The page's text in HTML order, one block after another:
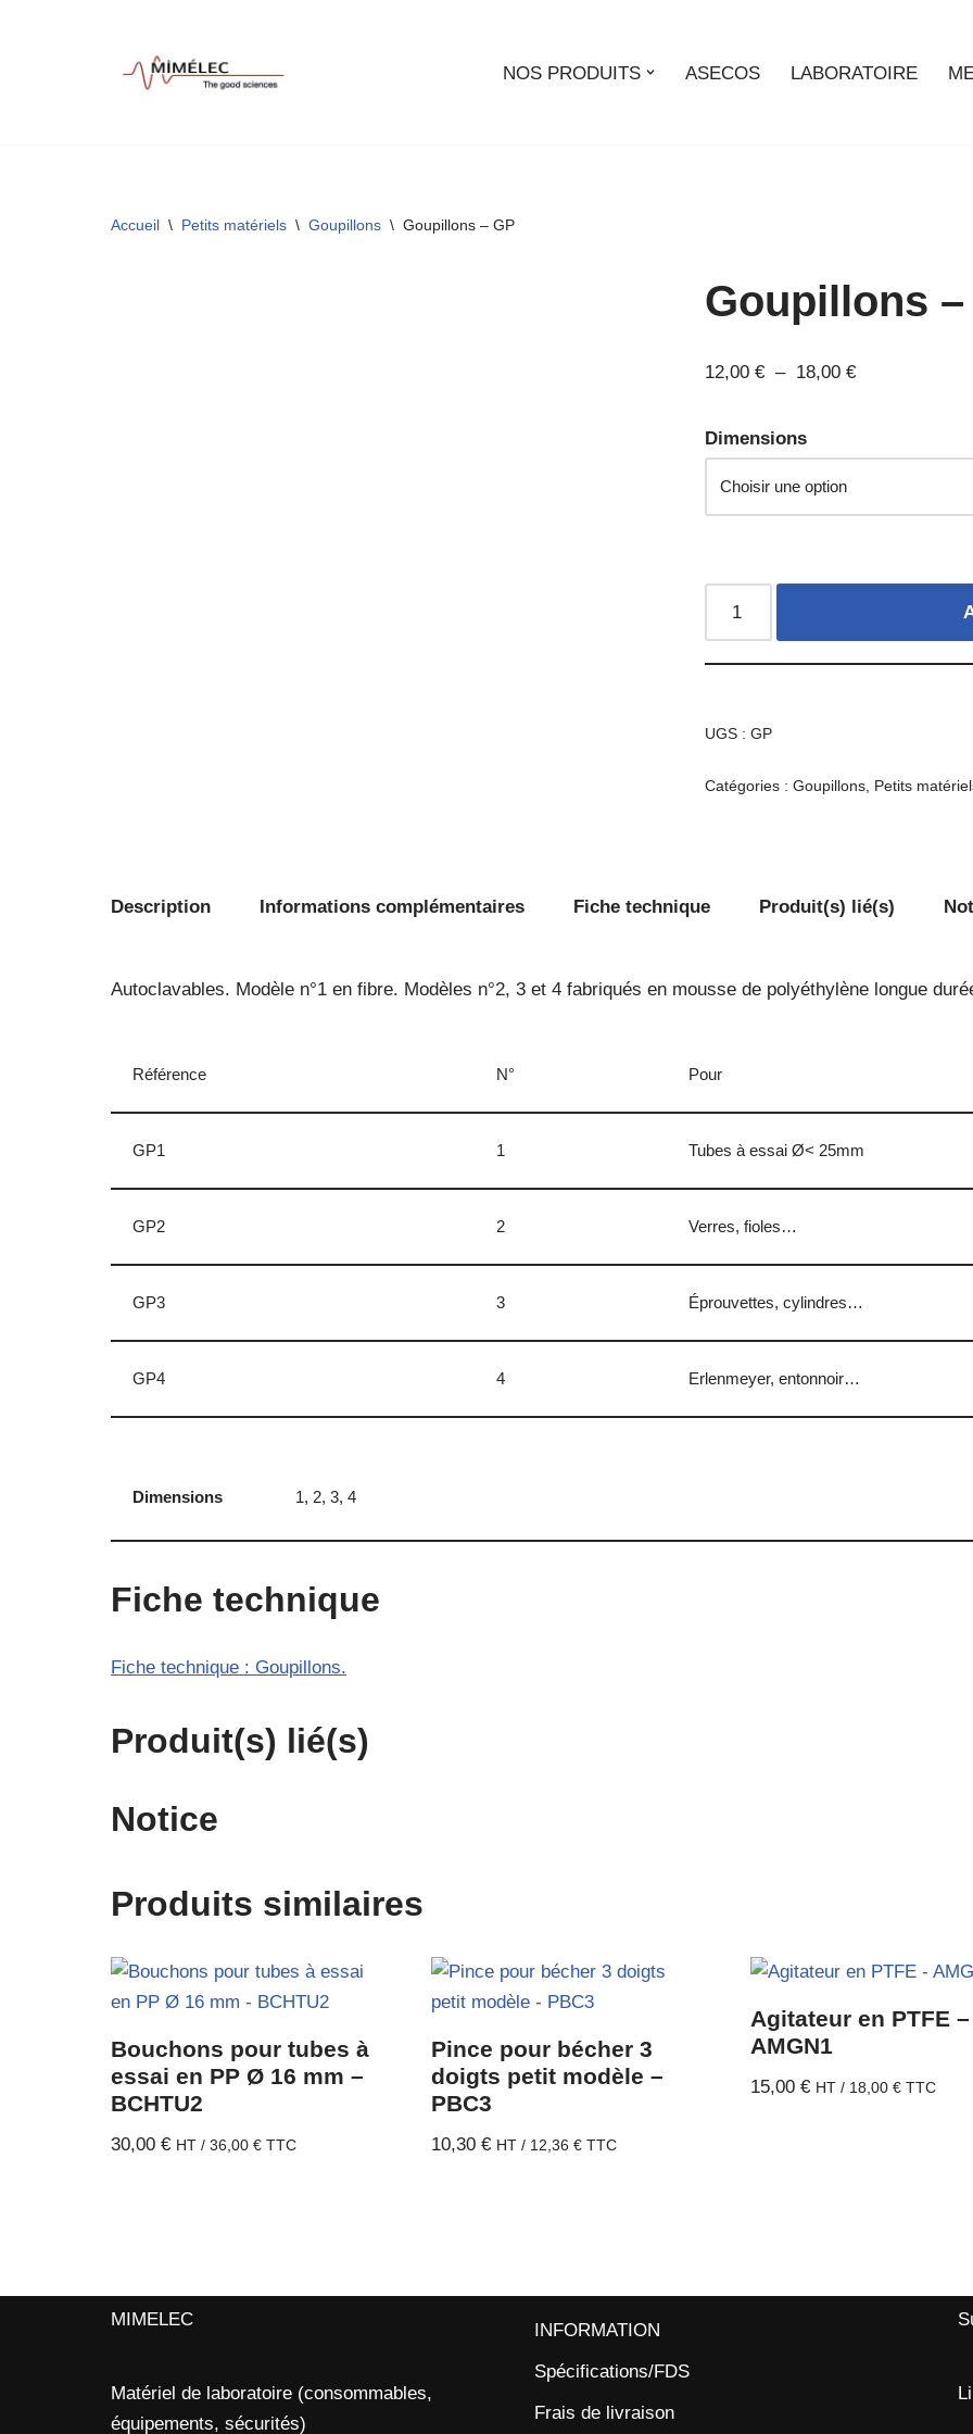
NOS PRODUITS ASECOS LABORATOIRE
Accueil \ Petits matériels \ Goupillons \ Goupillons – GP
Goupillons –
12,00€ – 18,00€
Dimensions
UGS :GP
Catégories :Goupillons, Petits
Description Informations complémentaires Fiche technique Produit(s) lié(s)
Autoclavables. Modèle n°1 en fibre. Modèles n°2, 3 et 4 fabriqués en mousse de polyéthylène longue
Référence N° Pour
GP1 1 Tubes à essai Ø< 25mm
GP2 2 Verres, fioles…
GP3 3 Éprouvettes, cylindres…
GP4 4 Erlenmeyer, entonnoir…
Dimensions 1, 2, 3, 4
Fiche technique
Fiche technique : Goupillons.
Produit(s) lié(s)
Notice
Produits similaires
Bouchons pour tubes à
essai en PP Ø 16 mm –
BCHTU2
30,00 € HT / 36,00 € TTC
Pince pour bécher 3
doigts petit modèle –
PBC3
10,30 € HT / 12,36 €TTC
Agitateur en PTFE –
AMGN1
15,00€ HT / 18,00€ TTC
MIMELEC
Matériel de laboratoire (consommables,
équipements, sécurités)
INFORMATION
Spécifications/FDS
Frais de livraison